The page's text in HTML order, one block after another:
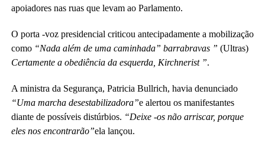
apoiadores nas ruas que levam ao Parlamento.
O porta -voz presidencial criticou antecipadamente a mobilização
como “Nada além de uma caminhada” barrabravas ” (Ultras)
Certamente a obediência da esquerda, Kirchnerist ”.
A ministra da Segurança, Patricia Bullrich, havia denunciado
“Uma marcha desestabilizadora”e alertou os manifestantes
diante de possíveis distúrbios. “Deixe -os não arriscar, porque
eles nos encontrarão”ela lançou.